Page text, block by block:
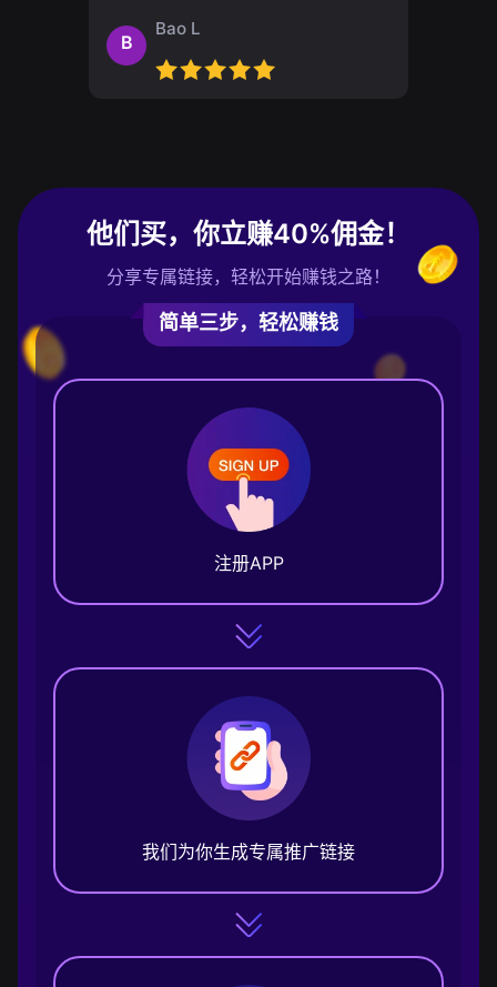
B
Bao L
他们买，你立赚40%佣金！
分享专属链接，轻松开始赚钱之路！
简单三步，轻松赚钱
注册APP
我们为你生成专属推广链接